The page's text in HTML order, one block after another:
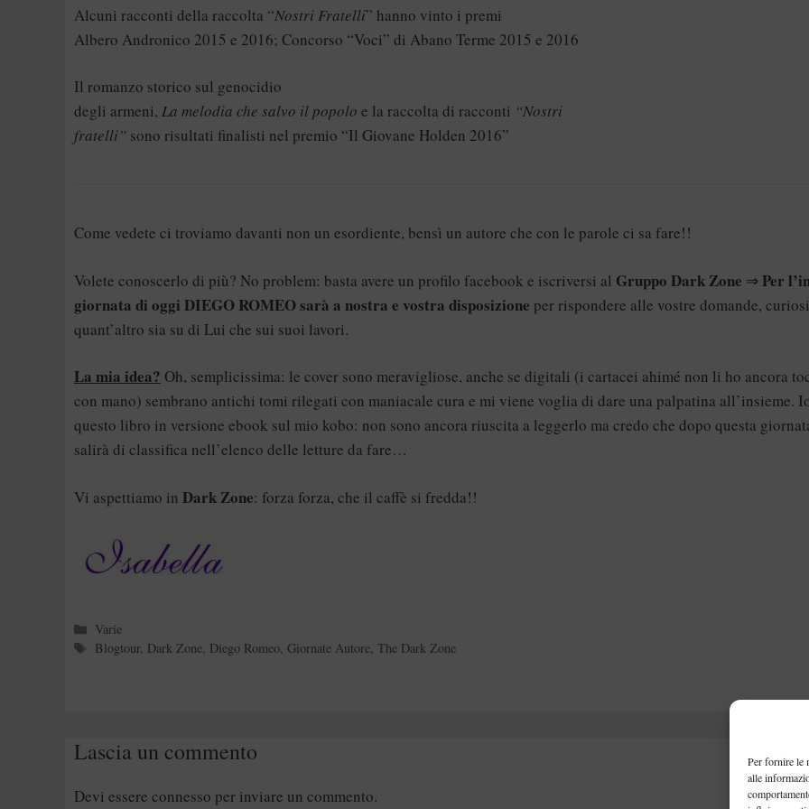
Per fornire le
alle
Alcuni racconti della raccolta “Nostri Fratelli” hanno vinto i premi
Albero Andronico 2015 e 2016; Concorso “Voci” di Abano Terme 2015 e 2016
Il romanzo storico sul genocidio
degli armeni, La melodia che salvo ilpopolo e la raccolta di racconti “Nostri
fratelli” sono risultati finalisti nel premio “Il Giovane Holden 2016”
Come vedete ci troviamo davanti non un esordiente, bensì un autore che con le parole ci sa fare!!
Volete conoscerlo di più? No problem: basta avere un profilo facebook e iscriversi al Gruppo Dark Zone ⇒ Per
giornata di oggi DIEGO ROMEO sarà a nostra e vostra disposizione per rispondere alle vostre domande,
quant’altro sia su di Lui che sui suoi lavori.
La mia idea? Oh, semplicissima: le cover sono meravigliose, anche se digitali (i cartacei ahimé non li ho ancora
con mano) sembrano antichi tomi rilegati con maniacale cura e mi viene voglia di dare una palpatina all’insieme.
questo libro in versione ebook sul mio kobo: non sono ancora riuscita a leggerlo ma credo che dopo questa
salirà di classifica nell’elenco delle letture da fare…
Vi aspettiamo in Dark Zone: forza forza, che il caffè si fredda!!
Categorie
Varie
Tag
Blogtour, Dark Zone, Diego Romeo,Giornate Autore,The Dark Zone
Lascia un commento
Devi essere connesso per inviare un commento.